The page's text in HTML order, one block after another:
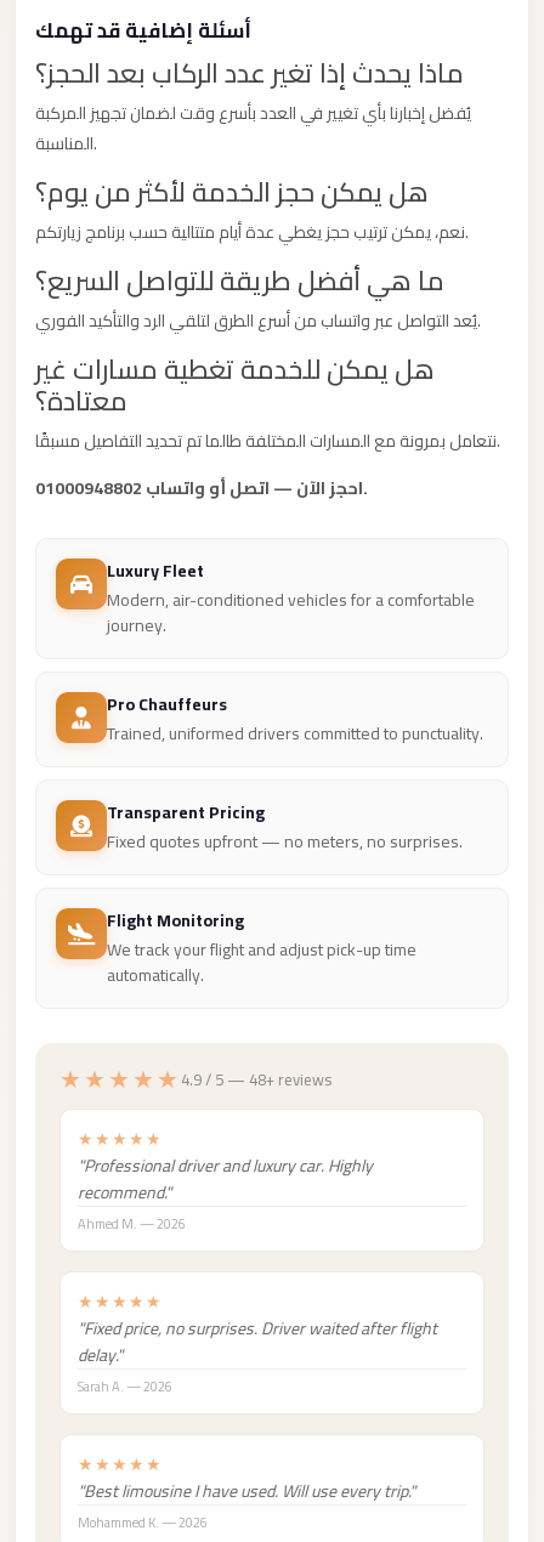
أسئلة إضافية قد تهمك
ماذا يحدث إذا تغير عدد الركاب بعد الحجز؟
يُفضل إخبارنا بأي تغيير في العدد بأسرع وقت لضمان تجهيز المركبة
المناسبة.
هل يمكن حجز الخدمة لأكثر من يوم؟
نعم، يمكن ترتيب حجز يغطي عدة أيام متتالية حسب برنامج زيارتكم.
ما هي أفضل طريقة للتواصل السريع؟
يُعد التواصل عبر واتساب من أسرع الطرق لتلقي الرد والتأكيد الفوري.
هل يمكن للخدمة تغطية مسارات غير
معتادة؟
نتعامل بمرونة مع المسارات المختلفة طالما تم تحديد التفاصيل مسبقًا.
احجز الآن — اتصل أو واتساب 01000948802.
Luxury Fleet
Modern, air-conditioned vehicles for a comfortable
journey.
Pro Chauffeurs
Trained, uniformed drivers committed to punctuality.
Transparent Pricing
Fixed quotes upfront — no meters, no surprises.
Flight Monitoring
We track your flight and adjust pick-up time
automatically.
★★★★★ 4.9 / 5 — 48+ reviews
★★★★★
"Professional driver and luxury car. Highly
recommend."
Ahmed M. — 2026
★★★★★
"Fixed price, no surprises. Driver waited after flight
delay."
Sarah A. — 2026
★★★★★
"Best limousine I have used. Will use every trip."
Mohammed K. — 2026
New
Cairo
Transfer
from
Cairo
Airport
New
Cairo
New
Cairo
Limousine
Service
New
Limousine
Administrative
Transfer
Capital
Limousine
Service
Limousine
Mohandessin
Mercedes
Limousine
Mercedes